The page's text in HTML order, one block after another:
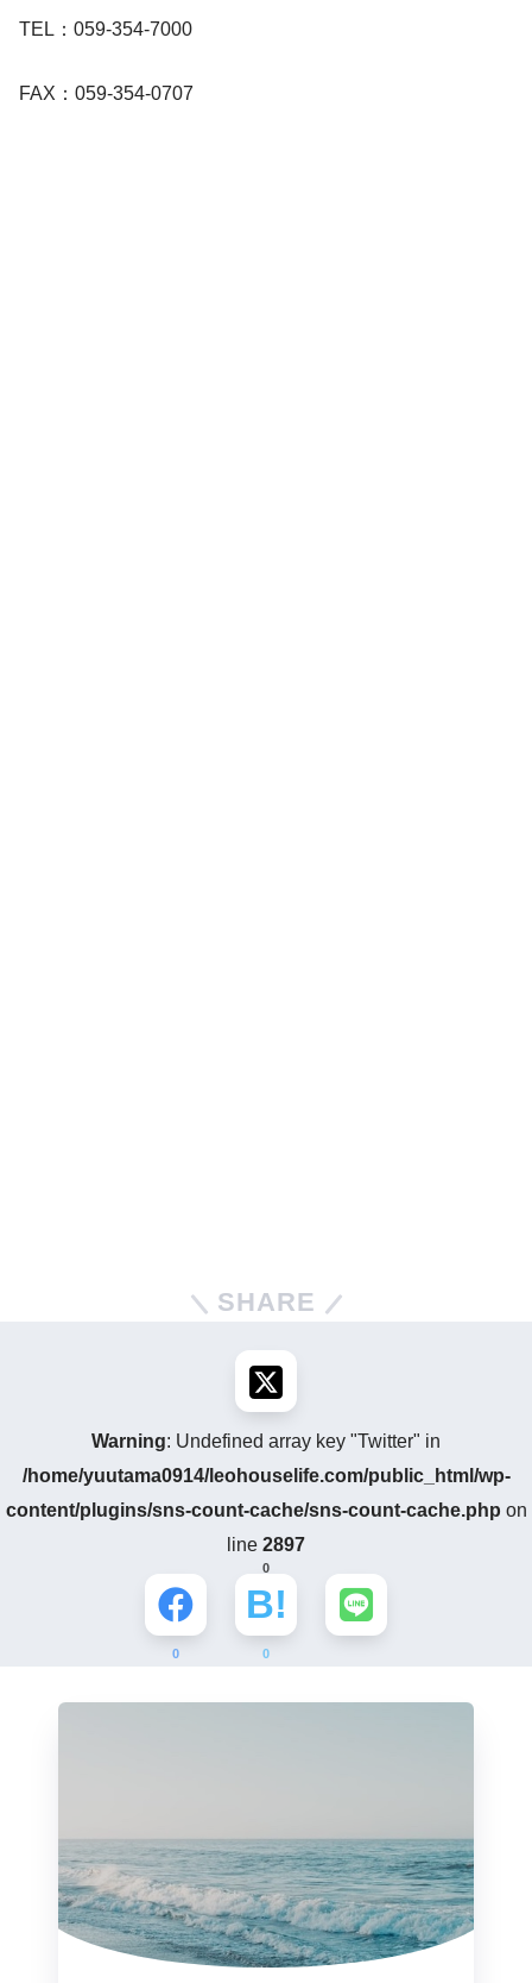
TEL：059-354-7000
FAX：059-354-0707
SHARE
Warning: Undefined array key "Twitter" in
/home/yuutama0914/leohouselife.com/public_html/wp-
content/plugins/sns-count-cache/sns-count-cache.php on
line 2897
0
0 0